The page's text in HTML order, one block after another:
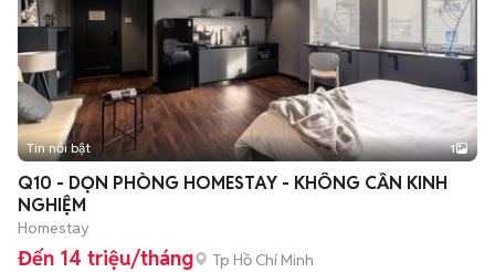
Tin nổi bật 1
Q10 - DỌN PHÒNG HOMESTAY - KHÔNG CẦN KINH
NGHIỆM
Homestay
Đến 14 triệu/tháng Tp Hồ Chí Minh